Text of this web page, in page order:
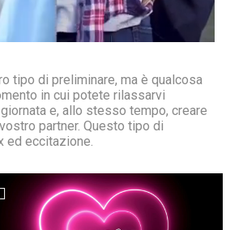
tipo di preliminare, ma è qualcosa
in cui potete rilassarvi
e, allo stesso tempo, creare
partner. Questo tipo di
ed eccitazione.